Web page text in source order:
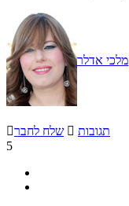
מלכי אדלר
שלח לחבר  תגובות
5